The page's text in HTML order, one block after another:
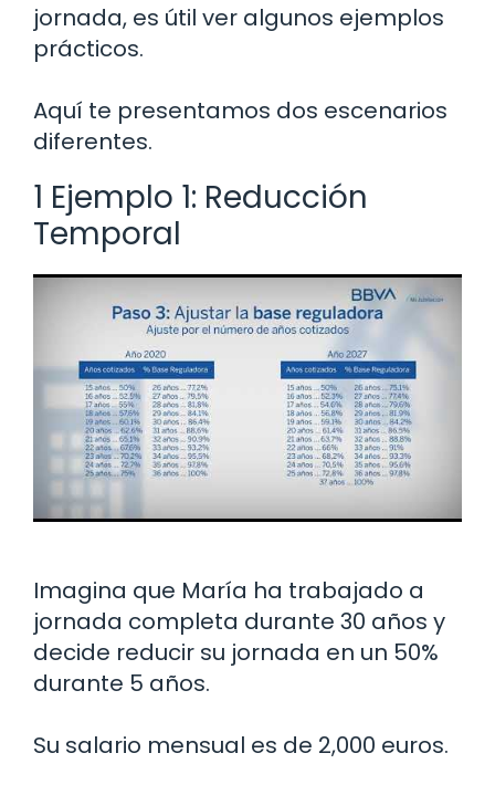
jornada, es útil ver algunos ejemplos
prácticos.
Aquí te presentamos dos escenarios
diferentes.
1 Ejemplo 1: Reducción
Temporal
Imagina que María ha trabajado a
jornada completa durante 30 años y
decide reducir su jornada en un 50%
durante 5 años.
Su salario mensual es de 2,000 euros.